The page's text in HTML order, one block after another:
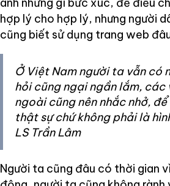
hợp lý cho hợp lý, nhưng người
cũng biết sử dụng trang web
Ở Việt Nam người ta vẫn có
hỏi cũng ngại ngần lắm, các
ngoài cũng nên nhắc nhở,
thật sự chứ không phải là
LS Trần Lâm
Người ta cũng đâu có thời gian